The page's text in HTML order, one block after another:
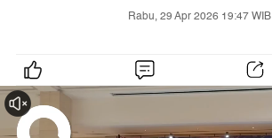
Rabu, 29 Apr 2026 19:47 WIB